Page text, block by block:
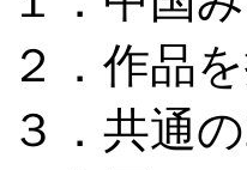
２．作品
３．共通